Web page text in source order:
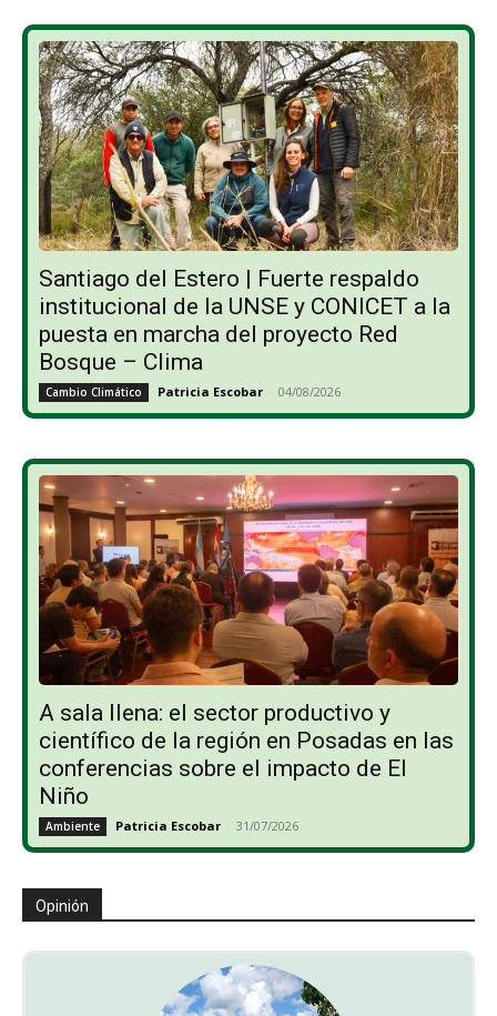
Santiago del Estero | Fuerte respaldo
institucional de la UNSE y CONICET a la
puesta en marcha del proyecto Red
Bosque – Clima
Cambio Climático Patricia Escobar - 04/08/2026
A sala llena: el sector productivo y
científico de la región en Posadas en las
conferencias sobre el impacto de El
Niño
Ambiente Patricia Escobar - 31/07/2026
Opinión